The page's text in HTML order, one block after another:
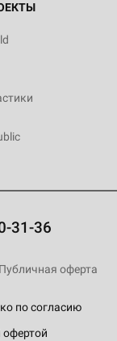
31-36
по согласию
офертой
Публичная оферта